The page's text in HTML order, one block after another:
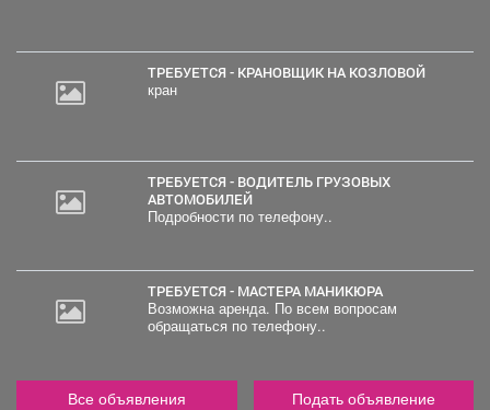
ТРЕБУЕТСЯ - КРАНОВЩИК НА КОЗЛОВОЙ
кран
ТРЕБУЕТСЯ - ВОДИТЕЛЬ ГРУЗОВЫХ
АВТОМОБИЛЕЙ
Подробности по телефону..
ТРЕБУЕТСЯ - МАСТЕРА МАНИКЮРА
Возможна аренда. По всем вопросам
обращаться по телефону..
Все объявления Подать объявление